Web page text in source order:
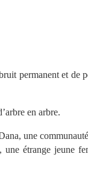
permanent et de
en arbre.
une
étrange jeune